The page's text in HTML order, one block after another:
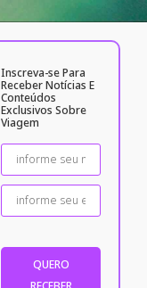
Inscreva-se Para
Receber Notícias E
Conteúdos
Exclusivos Sobre
Viagem